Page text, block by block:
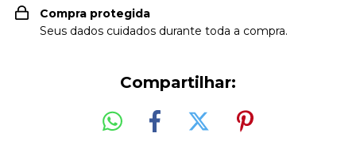
Compra protegida
Seus dados cuidados durante toda a compra.
Compartilhar: